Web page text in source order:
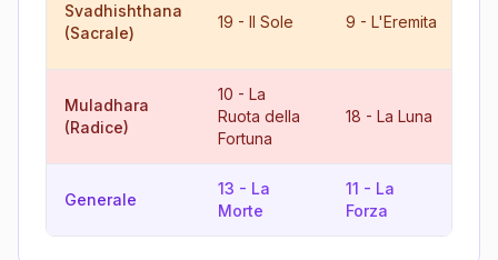
Svadhishthana
(Sacrale)
19 - Il Sole 9 - L'Eremita
Muladhara
(Radice)
10 - La
Ruota della
Fortuna
18 - La Luna
Generale
13 - La
Morte
11 - La
Forza